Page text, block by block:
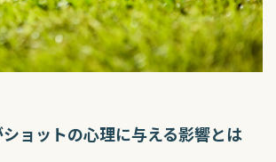
ョットの心理に与える影響とは